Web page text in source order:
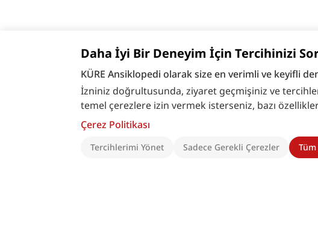
Daha İyi Bir Deneyim İçin Tercihinizi
KÜRE Ansiklopedi olarak size en verimli ve keyifli
İzniniz doğrultusunda, ziyaret geçmişiniz ve
temel çerezlere izin vermek isterseniz, bazı özellikler
Çerez Politikası
Tercihlerimi Yönet Sadece Gerekli Çerezler